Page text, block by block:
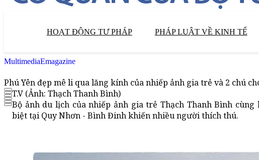
HOẠT ĐỘNG TƯ PHÁP PHÁP LUẬT VỀ KINH TẾ
MultimediaEmagazine
Phú Yên đẹp mê li qua lăng kính của nhiếp ảnh gia trẻ và 2 chú
T.V (Ảnh: Thạch Thanh Bình)
Bộ ảnh du lịch của nhiếp ảnh gia trẻ Thạch Thanh Bình
biệt tại Quy Nhơn - Bình Đinh khiến nhiều người thích thú.